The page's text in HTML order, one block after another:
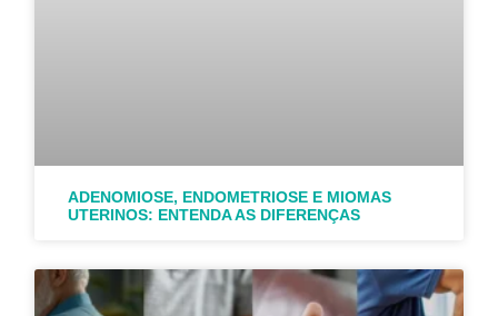
ADENOMIOSE, ENDOMETRIOSE E MIOMAS
UTERINOS: ENTENDA AS DIFERENÇAS